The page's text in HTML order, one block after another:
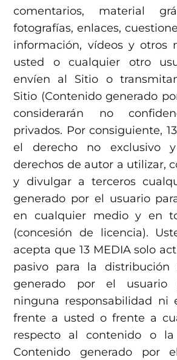
comentarios, material
fotografías, enlaces,
información, vídeos y otros
usted o cualquier otro
envíen al Sitio o
Sitio (Contenido generado
considerarán no
privados. Por consiguiente,
el derecho no exclusivo
derechos de autor a utilizar,
y divulgar a terceros
generado por el usuario
en cualquier medio y en
(concesión de licencia).
acepta que 13 MEDIA solo
pasivo para la distribución
generado por el
ninguna responsabilidad ni
frente a usted o frente a
respecto al contenido o
Contenido generado por